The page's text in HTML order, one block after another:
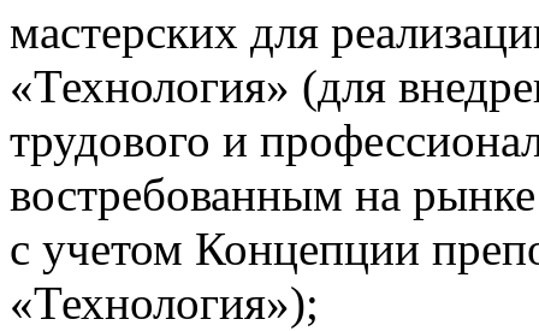
мастерских для
«Технология» (для
трудового и
востребованным на
с учетом Концепции
«Технология»);